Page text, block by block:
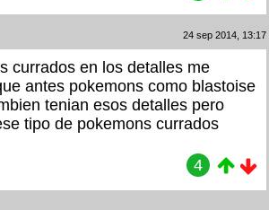
24 sep 2014, 13:17
currados en los detalles me
antes pokemons como blastoise
tenian esos detalles pero
tipo de pokemons currados
4